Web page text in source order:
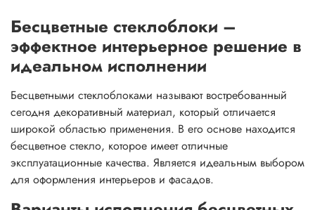
Бесцветные стеклоблоки –
эффектное интерьерное решение в
идеальном исполнении
Бесцветными стеклоблоками называют востребованный
сегодня декоративный материал, который отличается
широкой областью применения. В его основе находится
бесцветное стекло, которое имеет отличные
эксплуатационные качества. Является идеальным выбором
для оформления интерьеров и фасадов.